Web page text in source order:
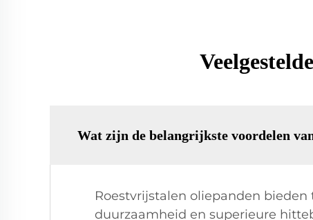
Wat zijn de belangrijkste voordelen
Roestvrijstalen oliepanden
duurzaamheid en superieure